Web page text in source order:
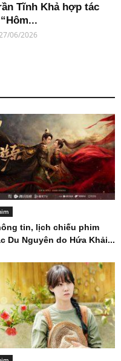
Tĩnh Khả hợp tác
06/2026
tin, lịch chiếu phim
Du Nguyên do Hứa Khải...